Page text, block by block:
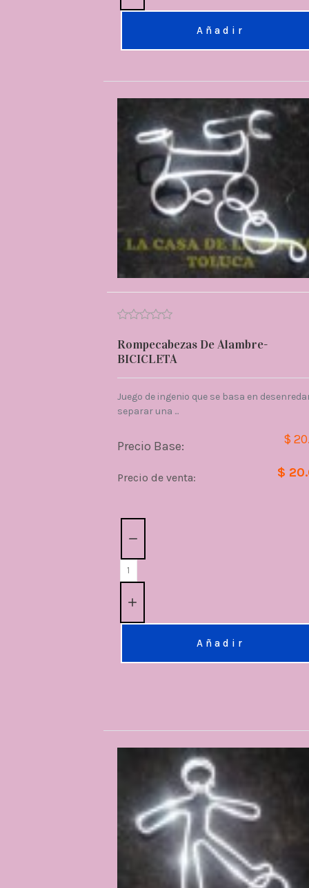
Añadir
Rompecabezas De Alambre-
BICICLETA
Juego de ingenio que se basa en
separar una ...
Precio Base: $
Precio de venta: $
Añadir